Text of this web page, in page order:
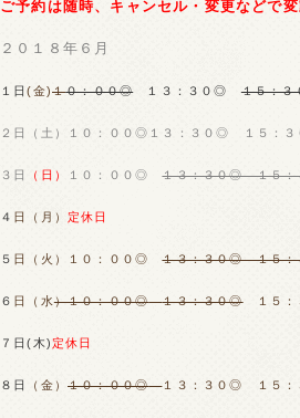
ご予約は随時、キャンセル・変更などで
２０１８年６月
１日(金)１０：００◎１３：３０◎１５：
２日（土 ）１０：００◎１３：３０◎ １５：
３日 （日） １０：００◎ １３：３０◎ １５
４ 日（月）定休日
５ 日（火）１０：００◎ １３：３０◎ １５
６ 日（水）１０：００◎ １３：３０◎１５：
７日(木)定休日
８日 （金）１０：００◎ １３：３０◎ １５